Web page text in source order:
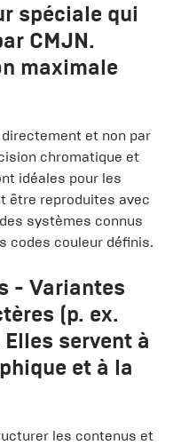
spéciale qui
CMJN.
maximale
et non par
chromatique et
idéales pour les
être reproduites avec
systèmes connus
codes couleur définis.
- Variantes
(p. ex.
servent à
et à la
les contenus et